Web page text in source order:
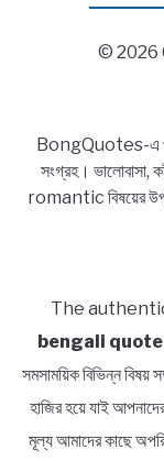
© 2026
BongQuotes-এ
সংগ্রহ।
romantic বিষয়ের
The
bengali
সমসাময়িক বিভিন্ন বিষয়
হাজির হয়ে যাই
মূল্য আমাদের কাছে